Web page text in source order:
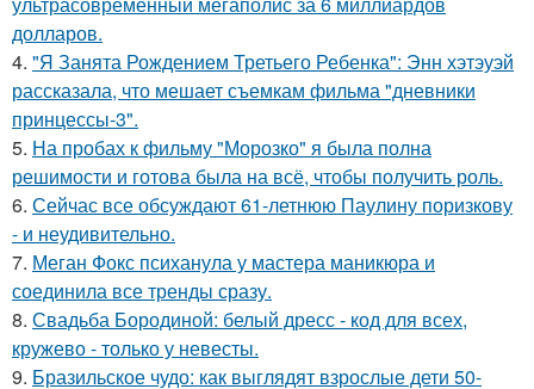
долларов.
4. "Я Занята Рождением Третьего Ребенка": Энн хэтэуэй
рассказала, что мешает съемкам фильма "дневники
принцессы-3".
5. На пробах к фильму "Морозко" я была полна
решимости и готова была на всё, чтобы получить роль.
6. Сейчас все обсуждают 61-летнюю Паулину поризкову
- и неудивительно.
7. Меган Фокс психанула у мастера маникюра и
соединила все тренды сразу.
8. Свадьба Бородиной: белый дресс - код для всех,
кружево - только у невесты.
9. Бразильское чудо: как выглядят взрослые дети 50-